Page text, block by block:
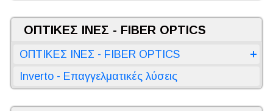
ΟΠΤΙΚΕΣ ΙΝΕΣ - FIBER OPTICS
ΟΠΤΙΚΕΣ ΙΝΕΣ - FIBER OPTICS
Inverto - Επαγγελματικές λύσεις